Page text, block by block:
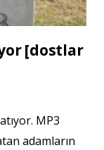
[dostlar
MP3
adamların